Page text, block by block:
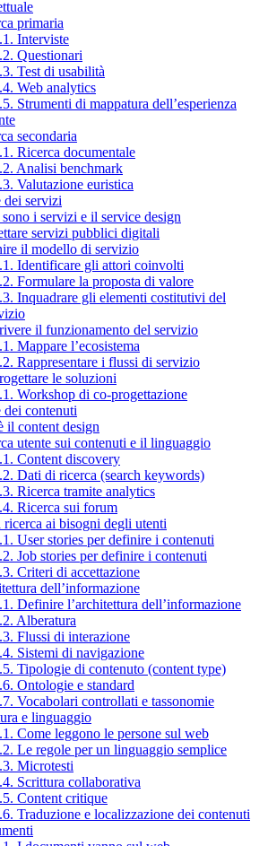
primaria
Interviste
Questionari
Test di usabilità
Web analytics
Strumenti di mappatura dell’esperienza
secondaria
Ricerca documentale
Analisi benchmark
Valutazione euristica
dei servizi
sono i servizi e il service design
servizi pubblici digitali
il modello di servizio
Identificare gli attori coinvolti
Formulare la proposta di valore
Inquadrare gli elementi costitutivi del
il funzionamento del servizio
Mappare l’ecosistema
Rappresentare i flussi di servizio
le soluzioni
Workshop di co-progettazione
dei contenuti
il content design
utente sui contenuti e il linguaggio
Content discovery
Dati di ricerca (search keywords)
Ricerca tramite analytics
Ricerca sui forum
ai bisogni degli utenti
User stories per definire i contenuti
Job stories per definire i contenuti
Criteri di accettazione
dell’informazione
Definire l’architettura dell’informazione
Alberatura
Flussi di interazione
Sistemi di navigazione
Tipologie di contenuto (content type)
Ontologie e standard
Vocabolari controllati e tassonomie
e linguaggio
Come leggono le persone sul web
Le regole per un linguaggio semplice
Microtesti
Scrittura collaborativa
Content critique
Traduzione e localizzazione dei contenuti